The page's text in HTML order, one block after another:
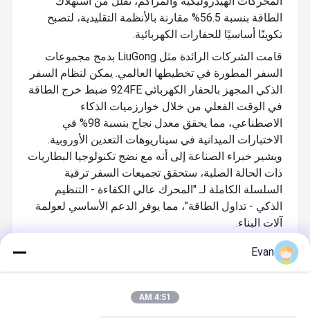
الطاقة بنسبة 56.5% مقارنة بالأنظمة التقليدية، لتصبح
تكوينًا أساسيًا للحفارات الكهربائية.
قامت الشركات الرائدة مثل LiuGong بدمج مجموعات
السفر المطورة في تخطيطها العالمي. يمكن لنظام السفر
الذكي المجهز بالحفار الكهربائي 924FE ضبط خرج الطاقة
في الوقت الفعلي من خلال خوارزميات الذكاء
الاصطناعي، مما يحقق معدل نجاح بنسبة 98% في
الاختبارات الميدانية في سيناريوهات التعدين الأوروبية.
ويشير خبراء الصناعة إلى أنه مع نضج تكنولوجيا البطاريات
ذات الحالة الصلبة، ستحقق تجميعات السفر ترقية
السلسلة الكاملة لـ "المحرك عالي الكفاءة - التنظيم
الذكي - تداول الطاقة"، مما يوفر الدعم الأساسي لعولمة
آلات البناء.
المنتجات الموصى بها
Evan
4:51 AM